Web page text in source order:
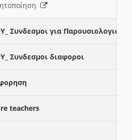
Συνδεσμοι για Παρουσιολογια
Συνδεσμοι διαφοροι
teachers